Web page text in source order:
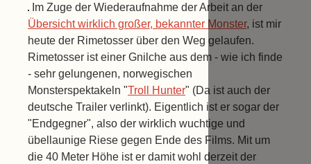
Im Zuge der Wiederaufnahme der Arbeit an der
Übersicht wirklich großer, bekannter Monster, ist mir
heute der Rimetosser über den Weg gelaufen.
Rimetosser ist einer Gnilche aus dem - wie ich finde
- sehr gelungenen, norwegischen
Monsterspektakeln "Troll Hunter" (Da ist auch der
deutsche Trailer verlinkt). Eigentlich ist er sogar der
"Endgegner", also der wirklich wuchtige und
übellaunige Riese gegen Ende des Films. Mit um
die 40 Meter Höhe ist er damit wohl derzeit der